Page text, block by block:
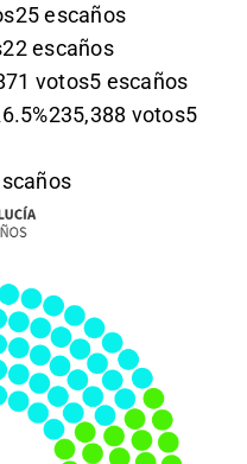
escaños
escaños
votos5 escaños
votos5